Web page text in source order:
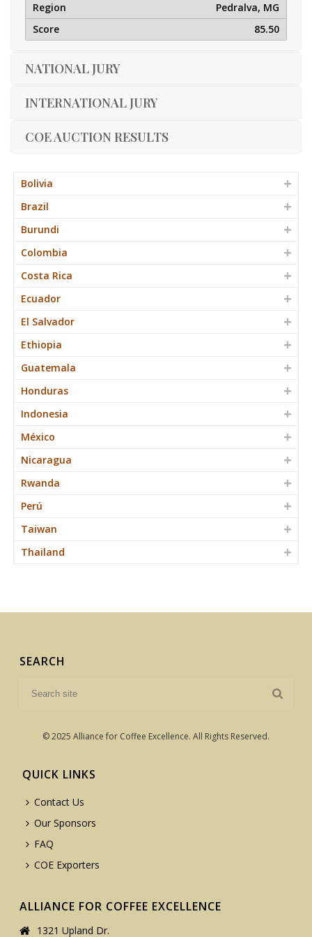
Pedralva, MG
85.50
NATIONAL JURY
INTERNATIONAL JURY
COE AUCTION RESULTS
Bolivia
Brazil
Burundi
Colombia
Costa Rica
Ecuador
El Salvador
Ethiopia
Guatemala
Honduras
Indonesia
México
Nicaragua
Rwanda
Perú
Taiwan
Thailand
SEARCH
© 2025 Alliance for Coffee Excellence. All Rights Reserved.
QUICK LINKS
Contact Us
Our Sponsors
FAQ
COE Exporters
ALLIANCE FOR COFFEE EXCELLENCE
1321 Upland Dr.